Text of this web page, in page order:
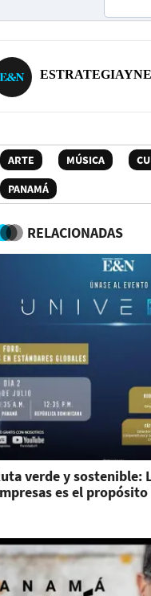
ARTE MÚSICA
PANAMÁ
RELACIONADAS
verde y sostenible:
es el propósito